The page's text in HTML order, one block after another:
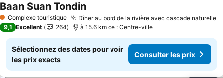
1 Étoiles
Complexe touristique Dîner au bord de la rivière avec cascade naturelle
Baan Suan TondinConsulter les prix
9,1 Excellent 264 à 15.6 km de : Centre-ville
Sélectionnez des dates pour voir
les prix exacts
Consulter les prix